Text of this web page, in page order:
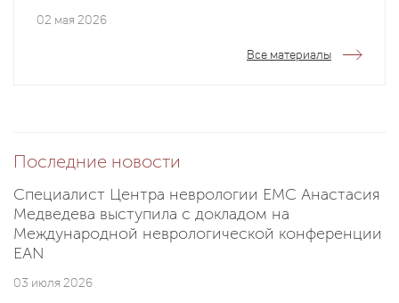
02 мая 2026
Все материалы
Последние новости
Специалист Центра неврологии EMC Анастасия
Медведева выступила с докладом на
Международной неврологической конференции
EAN
03 июля 2026